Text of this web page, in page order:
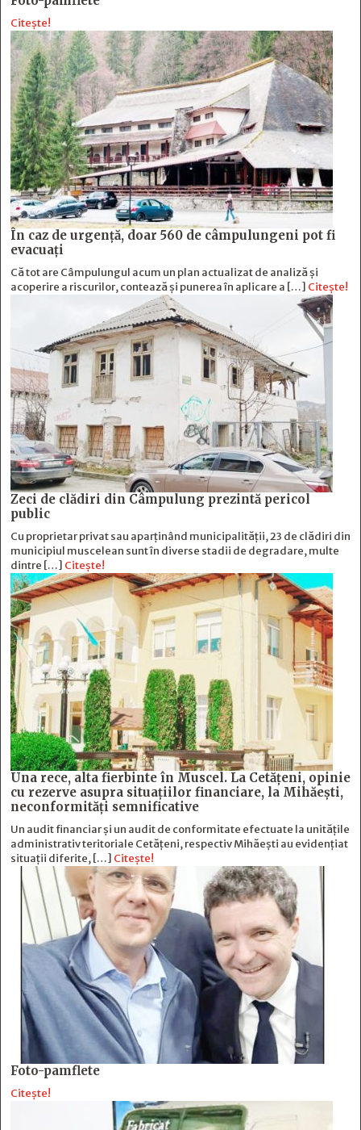
Citește!
În caz de urgență, doar 560 de câmpulungeni pot fi
evacuați
Că tot are Câmpulungul acum un plan actualizat de analiză și
acoperire a riscurilor, contează și punerea în aplicare a […] Citește!
Zeci de clădiri din Câmpulung prezintă pericol
public
Cu proprietar privat sau aparținând municipalității, 23 de clădiri din
municipiul muscelean sunt în diverse stadii de degradare, multe
dintre […] Citește!
Una rece, alta fierbinte în Muscel. La Cetăţeni, opinie
cu rezerve asupra situaţiilor financiare, la Mihăeşti,
neconformităţi semnificative
Un audit financiar și un audit de conformitate efectuate la unitățile
administrativ teritoriale Cetățeni, respectiv Mihăești au evidențiat
situații diferite, […] Citește!
Foto-pamflete
Citește!